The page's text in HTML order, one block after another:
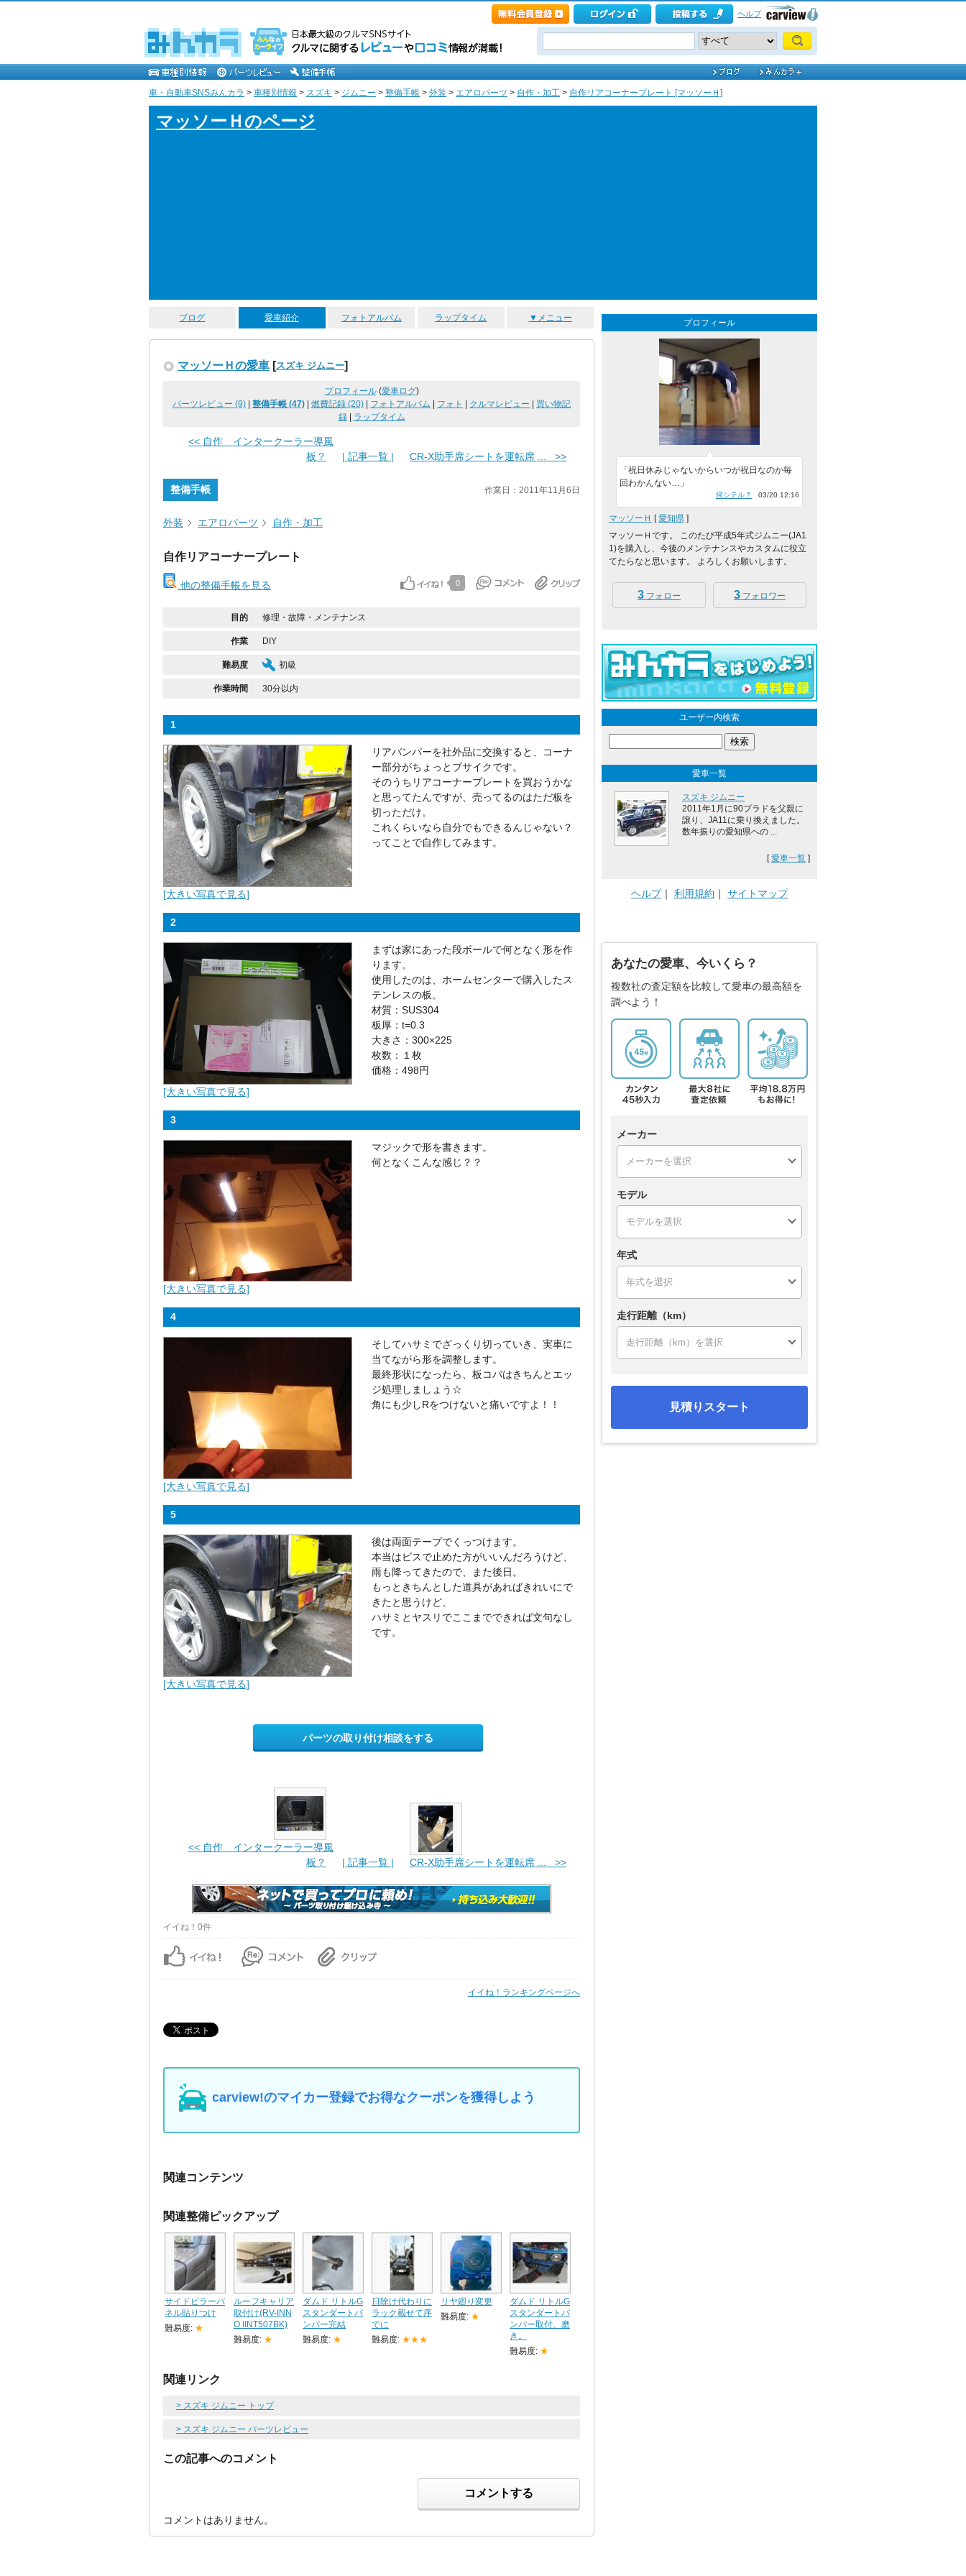
ヘルプ
車・自動車SNSみんカラ > 車種別情報 > スズキ > ジムニー > 整備手帳 > 外装 > エアロパーツ > 自作・加工 > 自作リアコーナープレート [マッソーＨ]
マッソーＨのページ
ブログ 愛車紹介 フォトアルバム ラップタイム ▼メニュー
マッソーＨの愛車 [スズキ ジムニー]
プロフィール(愛車ログ)
パーツレビュー (9)
整備手帳 (47) 燃費記録 (20) フォトアルバム フォト クルマレビュー
買い物記
録| ラップタイム
<< 自作 インタークーラー導風
板？
| 記事一覧 | CR-X助手席シートを運転席 ... >>
整備手帳 作業日：2011年11月6日
外装 エアロパーツ 自作・加工
自作リアコーナープレート
他の整備手帳を見る 0
目的 修理・故障・メンテナンス
作業 DIY
難易度 初級
作業時間 30分以内
1
[大きい写真で見る]
リアバンパーを社外品に交換すると、コーナ
ー部分がちょっとブサイクです。
そのうちリアコーナープレートを買おうかな
と思ってたんですが、売ってるのはただ板を
切っただけ。
これくらいなら自分でもできるんじゃない？
ってことで自作してみます。
2
[大きい写真で見る]
まずは家にあった段ボールで何となく形を作
ります。
使用したのは、ホームセンターで購入したス
テンレスの板。
材質：SUS304
板厚：t=0.3
大きさ：300×225
枚数：１枚
価格：498円
3
[大きい写真で見る]
マジックで形を書きます。
何となくこんな感じ？？
4
[大きい写真で見る]
そしてハサミでざっくり切っていき、実車に
当てながら形を調整します。
最終形状になったら、板コバはきちんとエッ
ジ処理しましょう☆
角にも少しRをつけないと痛いですよ！！
5
[大きい写真で見る]
後は両面テープでくっつけます。
本当はビスで止めた方がいいんだろうけど、
雨も降ってきたので、また後日。
もっときちんとした道具があればきれいにで
きたと思うけど、
ハサミとヤスリでここまでできれば文句なし
です。
パーツの取り付け相談をする
<< 自作 インタークーラー導風
板？
| 記事一覧 | CR-X助手席シートを運転席 ... >>
イイね！0件
イイね！ランキングページへ
carview!のマイカー登録でお得なクーポンを獲得しよう
関連コンテンツ
関連整備ピックアップ
サイドピラーパ
ネル貼りつけ
難易度: ★
ルーフキャリア
取付け(RV-INN
O IINT507BK)
難易度: ★
ダムド リトルG
スタンダートバ
ンパー完結
難易度: ★
日除け代わりに
ラック載せて序
でに
難易度: ★★★
リヤ廻り変更
難易度: ★
ダムド リトルG
スタンダートバ
ンパー取付、磨
き。
難易度: ★
関連リンク
> スズキ ジムニー トップ
> スズキ ジムニー パーツレビュー
この記事へのコメント
コメントする
コメントはありません。
プロフィール
「祝日休みじゃないからいつが祝日なのか毎
回わかんない…」
何シテル？ 03/20 12:16
マッソーＨ [愛知県 ]
マッソーＨです。 このたび平成5年式ジムニー(JA1
1)を購入し、今後のメンテナンスやカスタムに役立
てたらなと思います。 よろしくお願いします。
3 フォロー 3 フォロワー
ユーザー内検索
愛車一覧
スズキ ジムニー
2011年1月に90プラドを父親に
譲り、JA11に乗り換えました。
数年振りの愛知県への ...
[愛車一覧 ]
ヘルプ｜ 利用規約 ｜ サイトマップ
あなたの愛車、今いくら？
複数社の査定額を比較して愛車の最高額を
調べよう！
メーカー
モデル
年式
走行距離（km）
見積りスタート